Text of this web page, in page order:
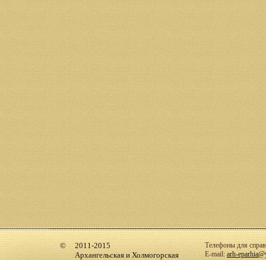
2011-2015
Архангельская и Холмогорская
Телефоны для
E-mail: arh-